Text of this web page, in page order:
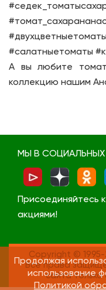
#салатныетоматы
А вы любите
коллекцию нашим
МЫ В СОЦИАЛЬНЫХ
Присоединяйтесь
акциями!
Copyright © 1995-
Все права
сайта
Продолжая
использование
Политикой